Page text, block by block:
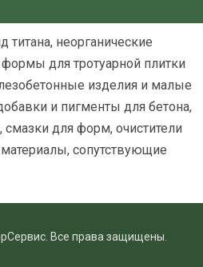
неорганические
для тротуарной плитки
изделия и малые
и пигменты для бетона,
для форм, очистители
сопутствующие
Все права защищены.